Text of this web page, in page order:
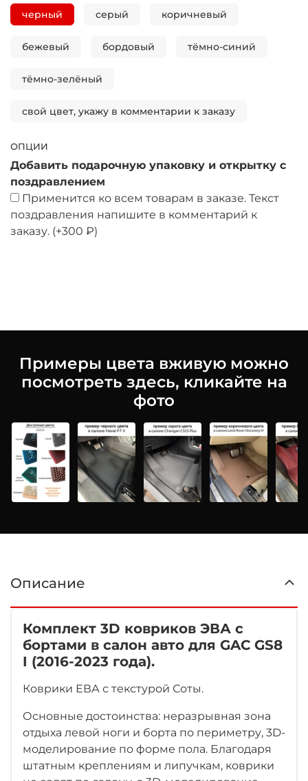
черный серый коричневый
бежевый бордовый тёмно-синий
тёмно-зелёный
свой цвет, укажу в комментарии к заказу
ОПЦИИ
Добавить подарочную упаковку и открытку с
поздравлением
Применится ко всем товарам в заказе. Текст
поздравления напишите в комментарий к
заказу. (+300 ₽)
Примеры цвета вживую можно
посмотреть здесь, кликайте на
фото
Описание
Комплект 3D ковриков ЭВА с
бортами в салон авто для GAC GS8
I (2016-2023 года).
Коврики ЕВА с текстурой Соты.
Основные достоинства: неразрывная зона
отдыха левой ноги и борта по периметру, 3D-
моделирование по форме пола. Благодаря
штатным креплениям и липучкам, коврики